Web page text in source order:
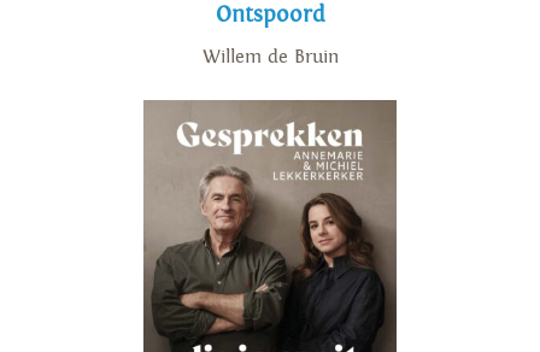
Ontspoord
Willem de Bruin